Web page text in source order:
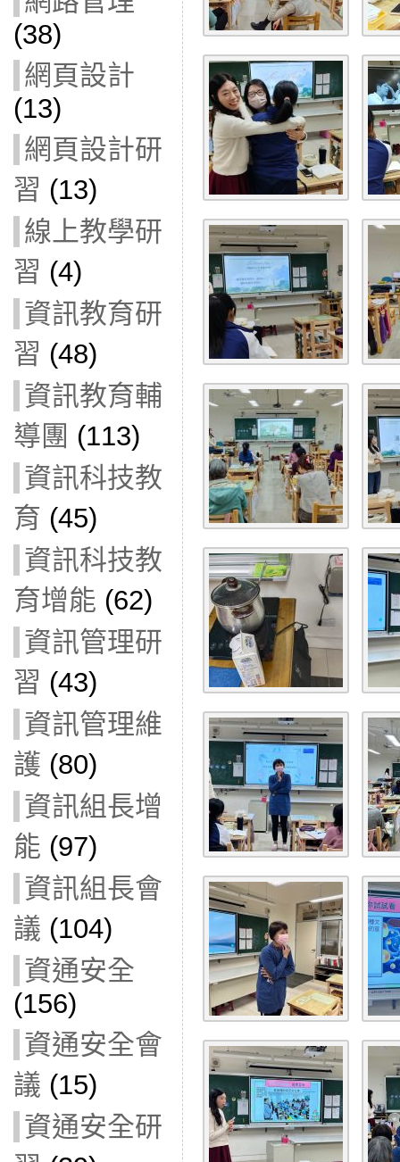
(38)
網頁設計
(13)
網頁設計研
習 (13)
線上教學研
習 (4)
資訊教育研
習 (48)
資訊教育輔
導團 (113)
資訊科技教
育 (45)
資訊科技教
育增能 (62)
資訊管理研
習 (43)
資訊管理維
護 (80)
資訊組長增
能 (97)
資訊組長會
議 (104)
資通安全
(156)
資通安全會
議 (15)
資通安全研